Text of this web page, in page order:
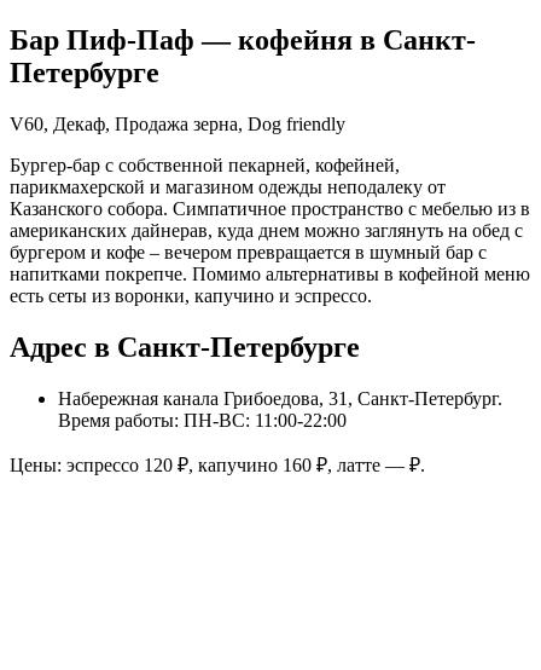
Бар Пиф-Паф — кофейня в Санкт-
Петербурге
V60, Декаф, Продажа зерна, Dog friendly
Бургер-бар с собственной пекарней, кофейней,
парикмахерской и магазином одежды неподалеку от
Казанского собора. Симпатичное пространство с мебелью из в
американских дайнерав, куда днем можно заглянуть на обед с
бургером и кофе – вечером превращается в шумный бар с
напитками покрепче. Помимо альтернативы в кофейной меню
есть сеты из воронки, капучино и эспрессо.
Адрес в Санкт-Петербурге
Набережная канала Грибоедова, 31, Санкт-Петербург.
Время работы: ПН-ВС: 11:00-22:00
Цены: эспрессо 120 ₽, капучино 160 ₽, латте — ₽.